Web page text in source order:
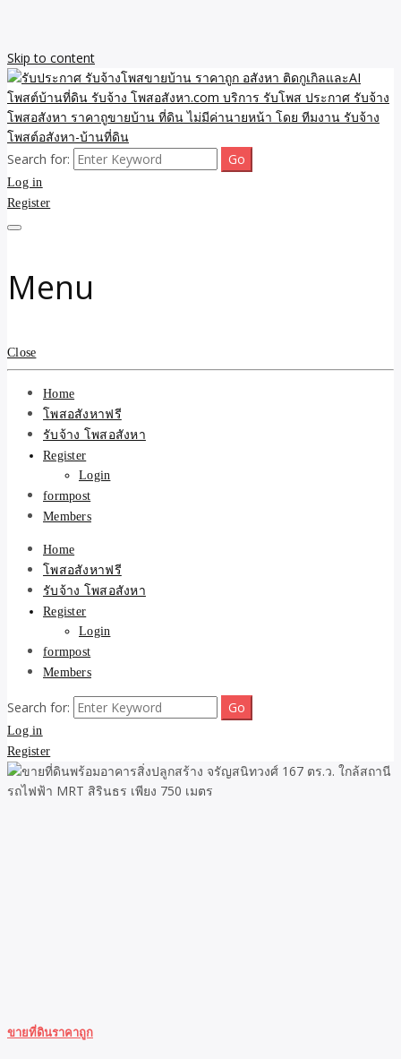
Skip to content
รับประกาศ รับจ้างโพสขาย
บ้าน ราคาถูก อสังหา ติดกู
รับจ้าง โพสอสังหา.com
บริการ รับโพส ประกาศ
รับจ้างโพสอสังหา ราคาถู
ขายบ้าน ที่ดิน ไม่มีค่านาย
หน้า โดย ทีมงาน รับจ้าง
โพสต์อสังหา-บ้านที่ดิน
รับจ้างโพสขายบ้าน ราคาถูก ประกาศ ขายอสังหา โฆษณา ไม่มีค่านาย
หน้า โพสอสังหา รับจ้างโพสขายบ้านบริการ รับจ้างโพสอสังหา ราคาถูก
ขายบ้าน ขายที่ดิน เว็บประกาศ โพส โฆษณา ลงประกาศฟรี
Search for:
Log in
Register
Menu
Close
Home
โพสอสังหาฟรี
รับจ้าง โพสอสังหา
Register
Login
formpost
Members
Home
โพสอสังหาฟรี
รับจ้าง โพสอสังหา
Register
Login
formpost
Members
Search for:
Log in
Register
ขายที่ดินราคาถูก